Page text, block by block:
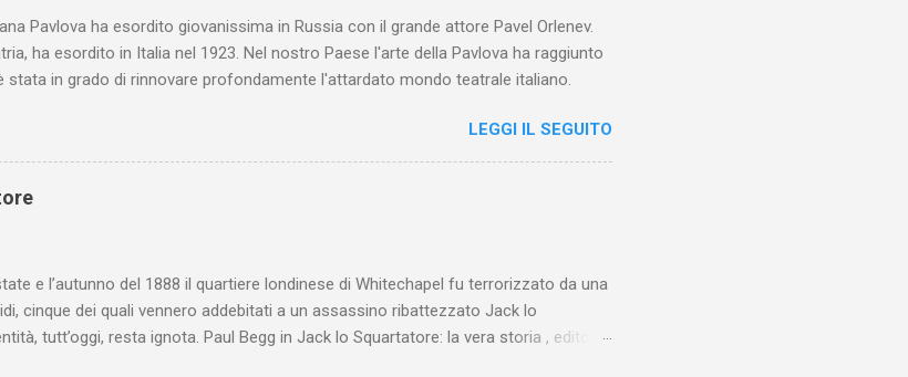
Pavlova ha esordito giovanissima in Russia con il grande attore Pavel Orlenev.
ha esordito in Italia nel 1923. Nel nostro Paese l'arte della Pavlova ha raggiunto
stata in grado di rinnovare profondamente l'attardato mondo teatrale italiano.
LEGGI IL SEGUITO
e l’autunno del 1888 il quartiere londinese di Whitechapel fu terrorizzato da una
cinque dei quali vennero addebitati a un assassino ribattezzato Jack lo
tutt’oggi, resta ignota. Paul Begg in Jack lo Squartatore: la vera storia , edito da